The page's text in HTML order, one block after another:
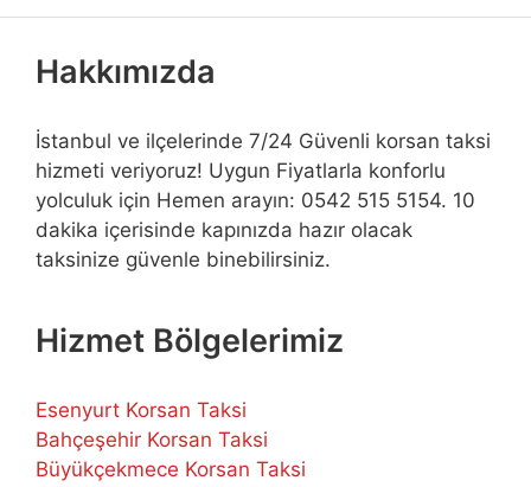
Hakkımızda
İstanbul ve ilçelerinde 7/24 Güvenli korsan taksi
hizmeti veriyoruz! Uygun Fiyatlarla konforlu
yolculuk için Hemen arayın: 0542 515 5154. 10
dakika içerisinde kapınızda hazır olacak
taksinize güvenle binebilirsiniz.
Hizmet Bölgelerimiz
Esenyurt Korsan Taksi
Bahçeşehir Korsan Taksi
Büyükçekmece Korsan Taksi